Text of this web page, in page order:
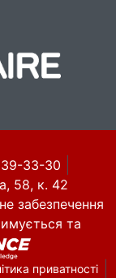
33-30
58, к. 42
забезпечення
та
приватності